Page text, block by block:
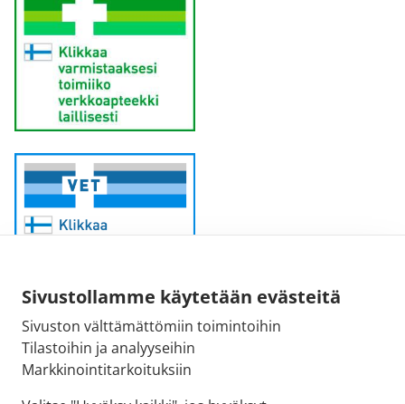
Sivustollamme käytetään evästeitä
Sivuston välttämättömiin toimintoihin
Tilastoihin ja analyyseihin
Markkinointitarkoituksiin
Sähköpostiosoite:
kirjaamo@fimea.fi